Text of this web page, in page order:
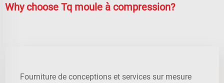
Why choose Tq moule à compression?
Fourniture de conceptions et services sur mesure